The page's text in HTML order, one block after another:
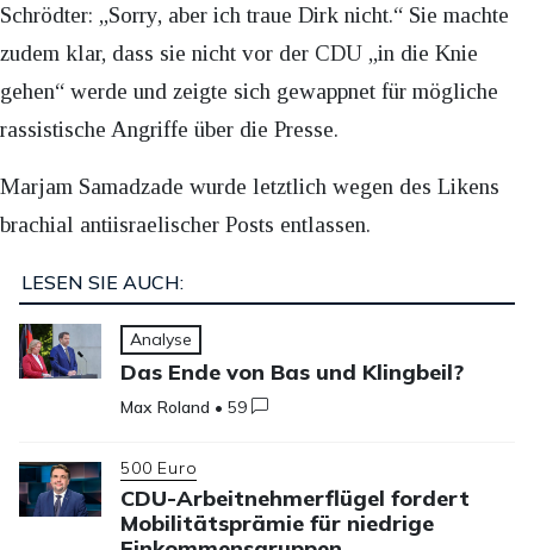
Schrödter: „Sorry, aber ich traue Dirk nicht.“ Sie machte
zudem klar, dass sie nicht vor der CDU „in die Knie
gehen“ werde und zeigte sich gewappnet für mögliche
rassistische Angriffe über die Presse.
Marjam Samadzade wurde letztlich wegen des Likens
brachial antiisraelischer Posts entlassen.
LESEN SIE AUCH:
Analyse
Das Ende von Bas und Klingbeil?
Max Roland •59
500 Euro
CDU-Arbeitnehmerflügel fordert
Mobilitätsprämie für niedrige